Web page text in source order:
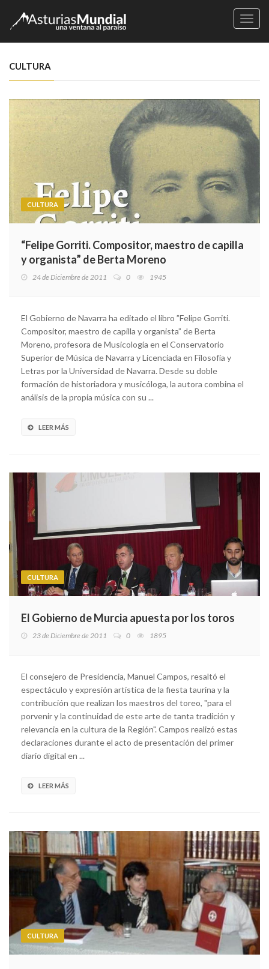
CULTURA
CULTURA
“Felipe Gorriti. Compositor, maestro de capilla
y organista” de Berta Moreno
24 de Diciembre de 2011 0 1945
El Gobierno de Navarra ha editado el libro ”Felipe Gorriti.
Compositor, maestro de capilla y organista” de Berta
Moreno, profesora de Musicología en el Conservatorio
Superior de Música de Navarra y Licenciada en Filosofía y
Letras por la Universidad de Navarra. Desde su doble
formación de historiadora y musicóloga, la autora combina el
análisis de la propia música con su ...
LEER MÁS
CULTURA
El Gobierno de Murcia apuesta por los toros
23 de Diciembre de 2011 0 1895
El consejero de Presidencia, Manuel Campos, resaltó el
espectáculo y expresión artística de la fiesta taurina y la
contribución que realizan los maestros del toreo, "para el
porvenir y la continuidad de este arte de tanta tradición y
relevancia en la cultura de la Región". Campos realizó estas
declaraciones durante el acto de presentación del primer
diario digital en ...
LEER MÁS
CULTURA